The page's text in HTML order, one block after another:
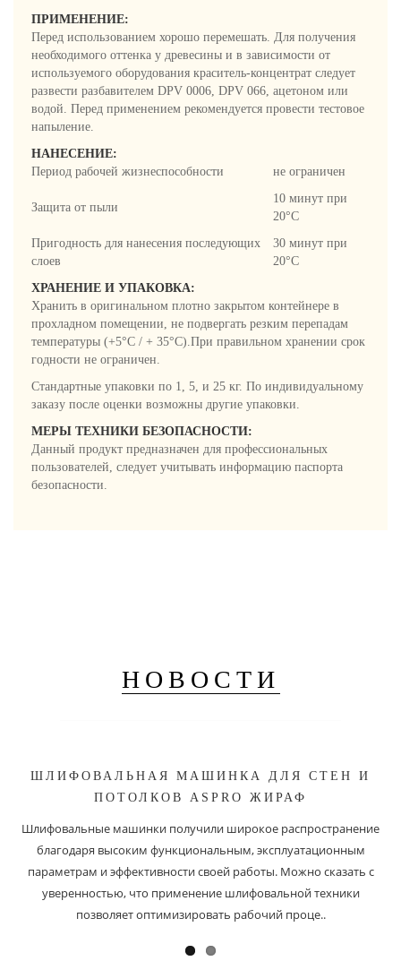
ПРИМЕНЕНИЕ:
Перед использованием хорошо перемешать. Для получения
необходимого оттенка у древесины и в зависимости от
используемого оборудования краситель-концентрат следует
развести разбавителем DPV 0006, DPV 066, ацетоном или
водой. Перед применением рекомендуется провести тестовое
напыление.
НАНЕСЕНИЕ:
Период рабочей жизнеспособности
не ограничен
Защита от пыли
10 минут при
20°C
Пригодность для нанесения последующих
слоев
30 минут при
20°C
ХРАНЕНИЕ И УПАКОВКА:
Хранить в оригинальном плотно закрытом контейнере в
прохладном помещении, не подвергать резким перепадам
температуры (+5°C / + 35°C).При правильном хранении срок
годности не ограничен.
Стандартные упаковки по 1, 5, и 25 кг. По индивидуальному
заказу после оценки возможны другие упаковки.
МЕРЫ ТЕХНИКИ БЕЗОПАСНОСТИ:
Данный продукт предназначен для профессиональных
пользователей, следует учитывать информацию паспорта
безопасности.
НОВОСТИ
ШЛИФОВАЛЬНАЯ МАШИНКА ДЛЯ СТЕН И
ПОТОЛКОВ ASPRO ЖИРАФ
Шлифовальные машинки получили широкое распространение
благодаря высоким функциональным, эксплуатационным
параметрам и эффективности своей работы. Можно сказать с
уверенностью, что применение шлифовальной техники
позволяет оптимизировать рабочий проце..